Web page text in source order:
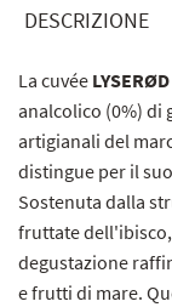
DESCRIZIONE
La cuvée
analcolico (0%) di
artigianali del
distingue per il
Sostenuta dalla
fruttate dell'ibisco,
degustazione
e frutti di mare.